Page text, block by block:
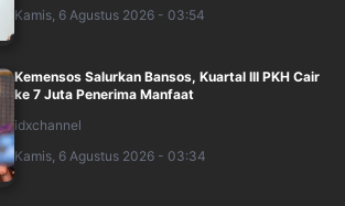
Kamis, 6 Agustus 2026 - 03:54
Kemensos Salurkan Bansos, Kuartal III PKH Cair
ke 7 Juta Penerima Manfaat
idxchannel
Kamis, 6 Agustus 2026 - 03:34